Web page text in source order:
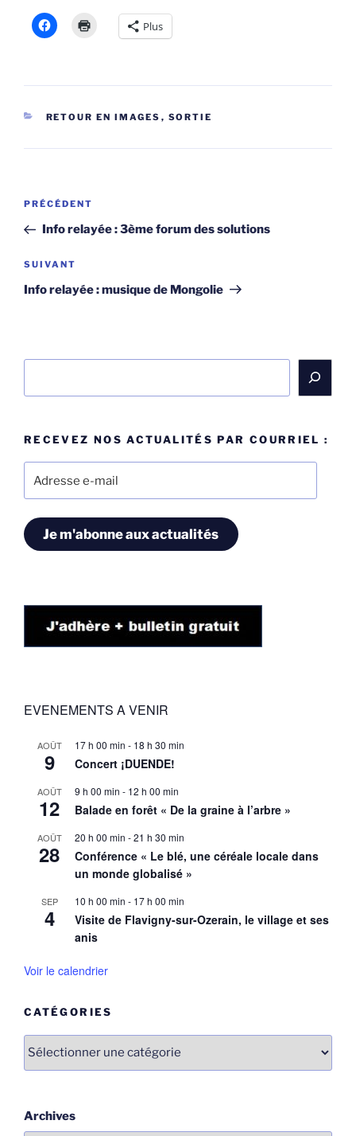
Plus
CATÉGORIES
RETOUR EN IMAGES , SORTIE
Navigation
l’article
Article
précédent
PRÉCÉDENT
Info relayée : 3ème forum des solutions
Article
suivant
SUIVANT
Info relayée : musique de Mongolie
RECEVEZ NOS ACTUALITÉS PAR COURRIEL :
e-
Je m'abonne aux actualités
EVENEMENTS A VENIR
AOÛT
9
17 h 00 min - 18 h 30 min
Concert ¡DUENDE!
AOÛT
12
9 h 00 min - 12 h 00 min
Balade en forêt « De la graine à l’arbre »
AOÛT
28
20 h 00 min -21 h 30 min
Conférence « Le blé, une céréale locale dans
un monde globalisé »
SEP
4
10 h 00 min - 17 h 00 min
Visite de Flavigny-sur-Ozerain, le village et ses
anis
Voir le calendrier
CATÉGORIES
Catégories
Archives